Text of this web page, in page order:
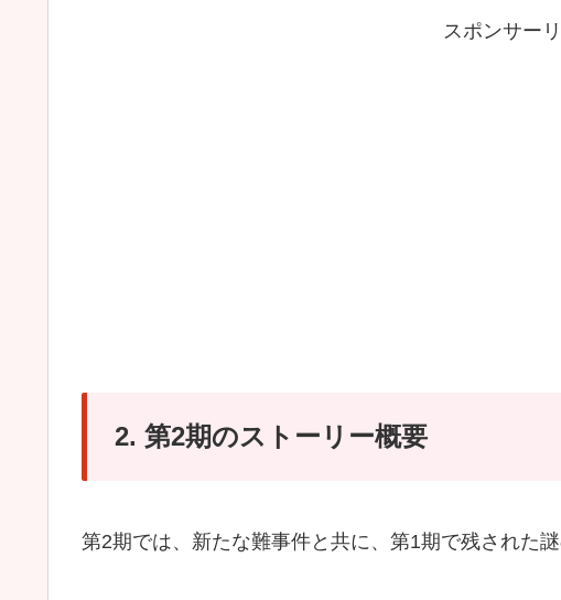
スポンサー
2. 第2期のストーリー概要
第2期では、新たな難事件と共に、第1期で残された